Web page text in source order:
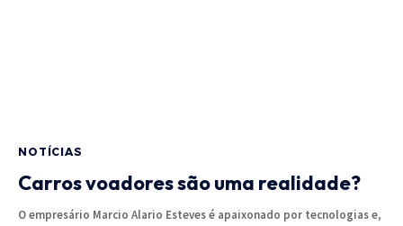
NOTÍCIAS
Carros voadores são uma realidade?
O empresário Marcio Alario Esteves é apaixonado por tecnologias e,